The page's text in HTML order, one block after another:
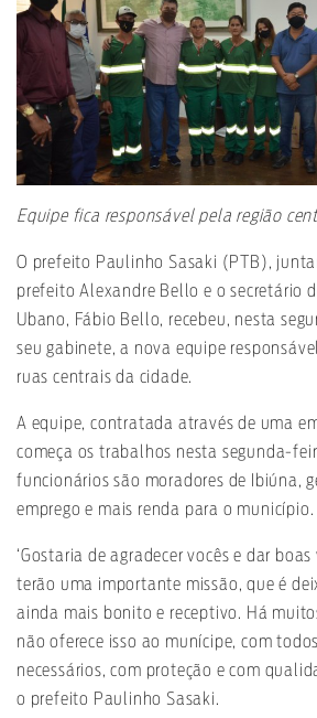
Equipe fica responsável pela região
O prefeito Paulinho Sasaki (PTB),
prefeito Alexandre Bello e o secretário
Ubano, Fábio Bello, recebeu, nesta
seu gabinete, a nova equipe
ruas centrais da cidade.
A equipe, contratada através de uma
começa os trabalhos nesta segunda-
funcionários são moradores de Ibiúna,
emprego e mais renda para o município.
‘Gostaria de agradecer vocês e dar
terão uma importante missão, que é
ainda mais bonito e receptivo. Há
não oferece isso ao munícipe, com
necessários, com proteção e com
o prefeito Paulinho Sasaki.